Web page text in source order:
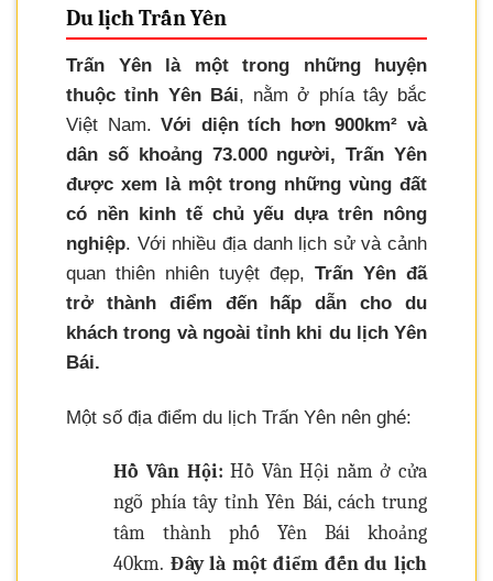
Du lịch Trấn Yên
Trấn Yên là một trong những huyện
thuộc tỉnh Yên Bái, nằm ở phía tây bắc
Việt Nam.Với diện tích hơn 900km² và
dân số khoảng 73.000 người, Trấn Yên
được xem là một trong những vùng đất
có nền kinh tế chủ yếu dựa trên nông
nghiệp. Với nhiều địa danh lịch sử và cảnh
quan thiên nhiên tuyệt đẹp, Trấn Yên đã
trở thành điểm đến hấp dẫn cho du
khách trong và ngoài tỉnh khi du lịch Yên
Bái.
Một số địa điểm du lịch Trấn Yên nên ghé:
Hồ Vân Hội:Hồ Vân Hội nằm ở cửa
ngõ phía tây tỉnh Yên Bái, cách trung
tâm thành phố Yên Bái khoảng
40km. Đây là một điểm đến du lịch